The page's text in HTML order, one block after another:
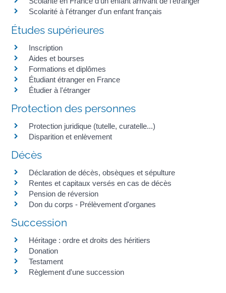
Scolarité à l'étranger d'un enfant français
Études supérieures
Inscription
Aides et bourses
Formations et diplômes
Étudiant étranger en France
Étudier à l'étranger
Protection des personnes
Protection juridique (tutelle, curatelle...)
Disparition et enlèvement
Décès
Déclaration de décès, obsèques et sépulture
Rentes et capitaux versés en cas de décès
Pension de réversion
Don du corps - Prélèvement d'organes
Succession
Héritage : ordre et droits des héritiers
Donation
Testament
Règlement d'une succession